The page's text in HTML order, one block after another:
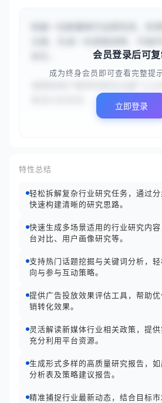
赛道内容营销...
会员登录后可复
成为终身会员即可查看完整提
立即登录
特性总结
轻松拆解复杂行业研究任务，通过
快速构建清晰的研究思路。
快速生成多场景适用的行业研究内
台对比、用户画像研究等。
支持热门话题挖掘与关键词分析，
向与参与互动策略。
提供广告投放效果评估工具，帮助
销转化效果。
灵活解读新媒体行业相关政策，提
充分利用平台资源。
生成形式多样的高质量研究报告，
分析表及策略建议报告。
精准捕捉行业最新动态，结合目标